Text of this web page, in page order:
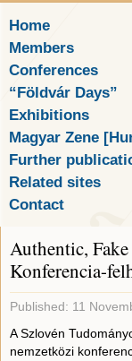
Home
Members
Conferences
“Földvár Days”
Exhibitions
Magyar Zene
Further
Related sites
Contact
Authentic,
Konferencia-
Published: 11
A Szlovén
nemzetközi